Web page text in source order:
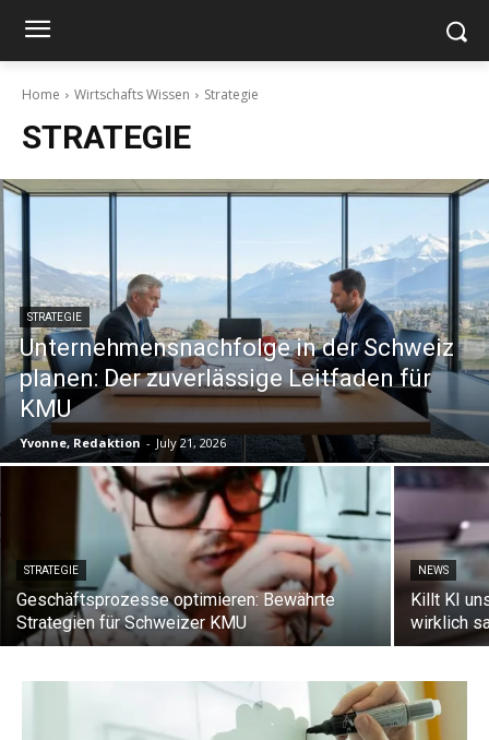
Home Wirtschafts Wissen Strategie
STRATEGIE
STRATEGIE
Unternehmensnachfolge in der Schweiz
planen: Der zuverlässige Leitfaden für
KMU
Yvonne, Redaktion - July 21, 2026
STRATEGIE
Geschäftsprozesse optimieren: Bewährte
Strategien für Schweizer KMU
NEWS
Killt KI
wirklich